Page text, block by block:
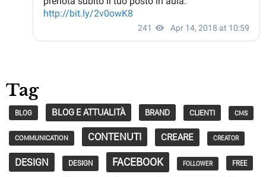
Tag
BLOG BLOG E ATTUALITÀ BRAND CLIENTI CMS
COMMUNICATION CONTENUTI CREARE CREATOR
DESIGN DESIGN FACEBOOK FOLLOWER FREE